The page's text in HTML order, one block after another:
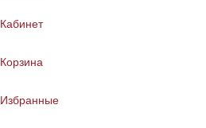
Кабинет
Корзина
Избранные